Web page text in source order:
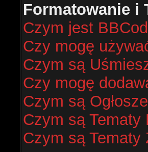
Formatowanie i
Czym jest
Czy mogę
Czym są
Czy mogę
Czym są
Czym są Tematy
Czym są Tematy